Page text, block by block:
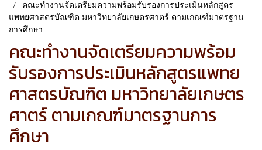
คณะทำงานจัดเตรียมความพร้อมรับรองการประเมินหลักสูตร
แพทยศาสตรบัณฑิต มหาวิทยาลัยเกษตรศาตร์ ตามเกณฑ์มาตรฐาน
การศึกษา
คณะทำงานจัดเตรียมความพร้อม
รับรองการประเมินหลักสูตรแพทย
ศาสตรบัณฑิต มหาวิทยาลัยเกษตร
ศาตร์ ตามเกณฑ์มาตรฐานการ
ศึกษา